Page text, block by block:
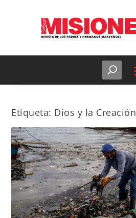
Etiqueta: Dios y la Creación